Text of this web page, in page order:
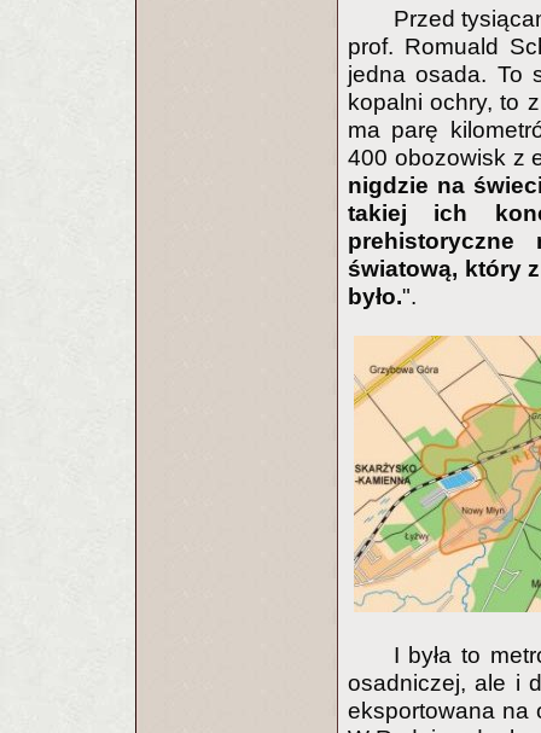
Przed
prof. Romuald
jedna osada. To
kopalni ochry, to
ma parę
400 obozowisk z
nigdzie na
takiej ich
światową, który
było.".
I była to
osadniczej, ale i
eksportowana na